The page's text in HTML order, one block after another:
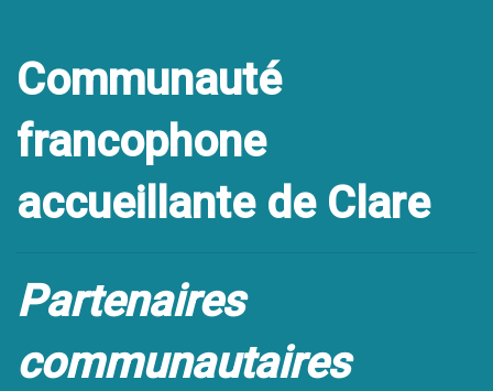
Communauté
francophone
accueillante de Clare
Partenaires
communautaires